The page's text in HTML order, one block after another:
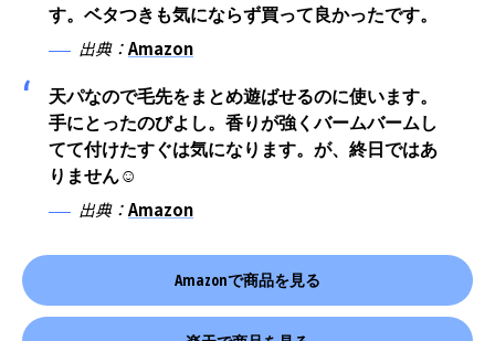
す。ベタつきも気にならず買って良かったです。
出典：Amazon
天パなので毛先をまとめ遊ばせるのに使います。
手にとったのびよし。香りが強くバームバームし
てて付けたすぐは気になります。が、終日ではあ
りません☺︎
出典：Amazon
Amazonで商品を見る